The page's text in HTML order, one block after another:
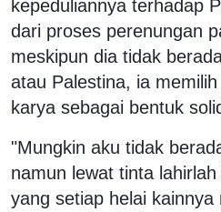
kepeduliannya terhadap
dari proses perenungan
meskipun dia tidak
atau Palestina, ia
karya sebagai bentuk
"Mungkin aku tidak
namun lewat tinta
yang setiap helai kainnya